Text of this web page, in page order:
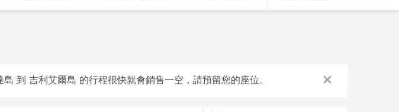
到 吉利艾爾島 的行程很快就會銷售一空，請預留您的座位。